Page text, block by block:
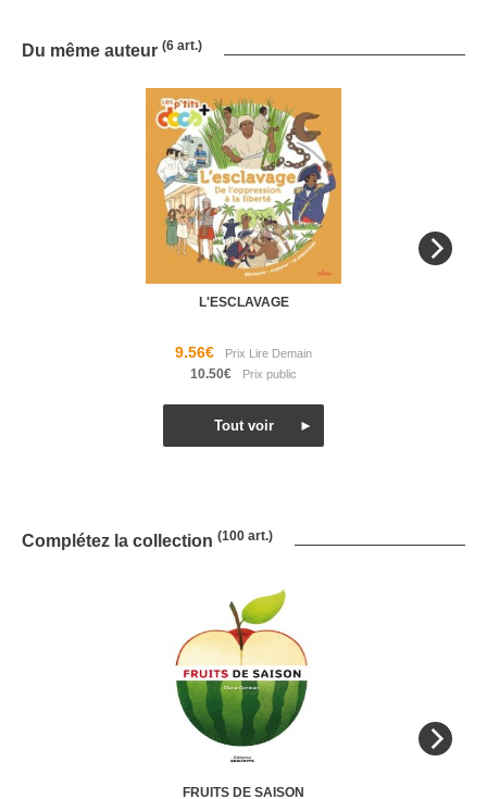
Du même auteur (6 art.)
L'ESCLAVAGE
9.56€
10.50€
Complétez la collection (100 art.)
FRUITS DE SAISON